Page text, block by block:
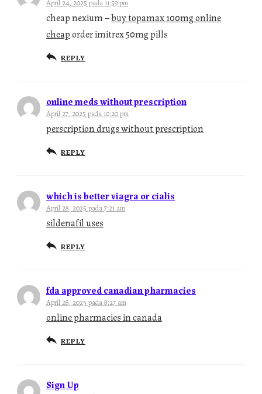
April 24, 2025 pada 11:59 pm
cheap nexium –buy topamax 100mg online
cheaporder imitrex 50mg pills
REPLY
online meds without prescription
April 27, 2025 pada 10:20 pm
perscription drugs without prescription
REPLY
which is better viagra or cialis
April 28, 2025 pada 7:21 am
sildenafil uses
REPLY
fda approved canadian pharmacies
April 28, 2025 pada 8:27 am
online pharmacies in canada
REPLY
Sign Up